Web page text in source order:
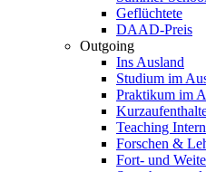
Geflüchtete
DAAD-Preis
Outgoing
Ins Ausland
Studium im
Praktikum im
Teaching
Forschen &
Fort- und